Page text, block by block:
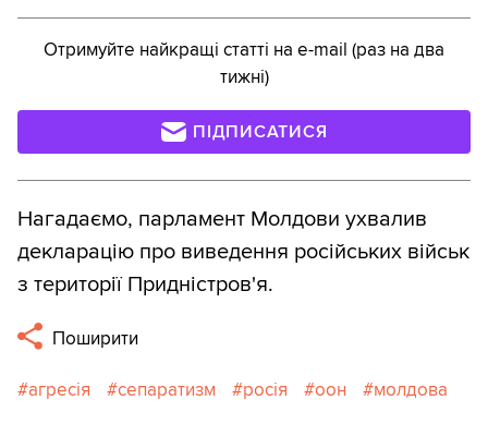
Отримуйте найкращі статті на e-mail (раз на два
тижні)
ПІДПИСАТИСЯ
Нагадаємо, парламент Молдови ухвалив
декларацію про виведення російських військ
з території Придністров'я.
Поширити
агресія сепаратизм росія оон молдова